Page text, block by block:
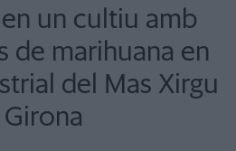
un cultiu amb
de marihuana en
del Mas Xirgu
Girona